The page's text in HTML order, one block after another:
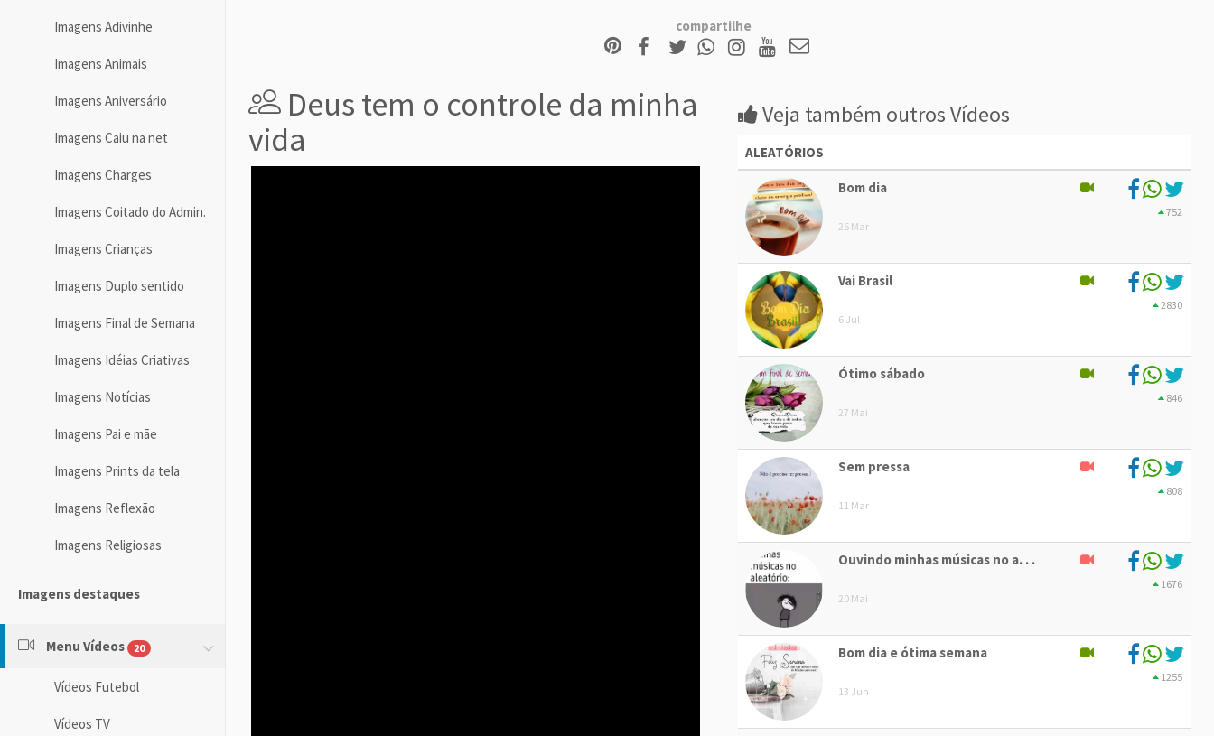
Imagens Adivinhe
Imagens Animais
Imagens Aniversário
Imagens Caiu na net
Imagens Charges
Imagens Coitado do Admin.
Imagens Crianças
Imagens Duplo sentido
Imagens Final de Semana
Imagens Idéias Criativas
Imagens Notícias
Imagens Pai e mãe
Imagens Prints da tela
Imagens Reflexão
Imagens Religiosas
Imagens destaques
Menu Vídeos 20
Vídeos Futebol
Vídeos TV
compartilhe
Deus tem o controle da minha
vida
Veja também outros Vídeos
ALEATÓRIOS
Bom dia
26 Mar
752
Vai Brasil
6 Jul
2830
Ótimo sábado
27 Mai
846
Sem pressa
11 Mar
808
Ouvindo minhas músicas no a. . .
20 Mai
1676
Bom dia e ótima semana
13 Jun
1255